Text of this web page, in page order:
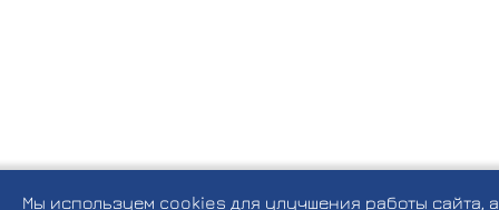
Мы используем cookies для улучшения работы сайта,